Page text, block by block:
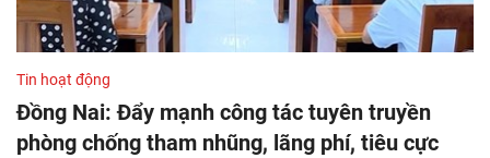
Tin hoạt động
Đồng Nai: Đẩy mạnh công tác tuyên truyền
phòng chống tham nhũng, lãng phí, tiêu cực